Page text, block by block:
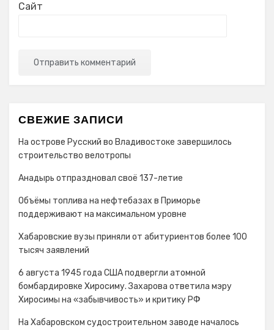
Сайт
СВЕЖИЕ ЗАПИСИ
На острове Русский во Владивостоке завершилось
строительство велотропы
Анадырь отпраздновал своё 137-летие
Объёмы топлива на нефтебазах в Приморье
поддерживают на максимальном уровне
Хабаровские вузы приняли от абитуриентов более 100
тысяч заявлений
6 августа 1945 года США подвергли атомной
бомбардировке Хиросиму. Захарова ответила мэру
Хиросимы на «забывчивость» и критику РФ
На Хабаровском судостроительном заводе началось